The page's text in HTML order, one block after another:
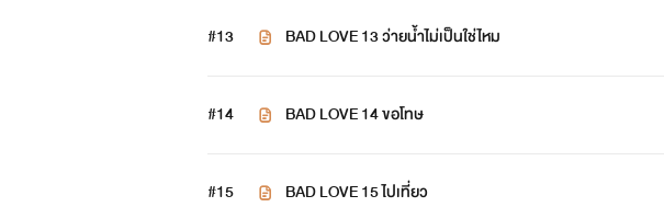
#13 BAD LOVE 13 ว่ายน้ำไม่เป็นใช่ไหม
#14 BAD LOVE 14 ขอโทษ
#15 BAD LOVE 15 ไปเที่ยว